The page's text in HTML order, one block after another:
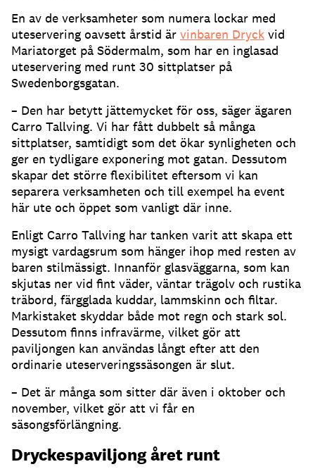
En av de verksamheter som numera lockar med
uteservering oavsett årstid är vinbaren Dryck vid
Mariatorget på Södermalm, som har en inglasad
uteservering med runt 30 sittplatser på
Swedenborgsgatan.
– Den har betytt jättemycket för oss, säger ägaren
Carro Tallving. Vi har fått dubbelt så många
sittplatser, samtidigt som det ökar synligheten och
ger en tydligare exponering mot gatan. Dessutom
skapar det större flexibilitet eftersom vi kan
separera verksamheten och till exempel ha event
här ute och öppet som vanligt där inne.
Enligt Carro Tallving har tanken varit att skapa ett
mysigt vardagsrum som hänger ihop med resten av
baren stilmässigt. Innanför glasväggarna, som kan
skjutas ner vid fint väder, väntar trägolv och rustika
träbord, färgglada kuddar, lammskinn och filtar.
Markistaket skyddar både mot regn och stark sol.
Dessutom finns infravärme, vilket gör att
paviljongen kan användas långt efter att den
ordinarie uteserveringssäsongen är slut.
– Det är många som sitter där även i oktober och
november, vilket gör att vi får en
säsongsförlängning.
Dryckespaviljong året runt